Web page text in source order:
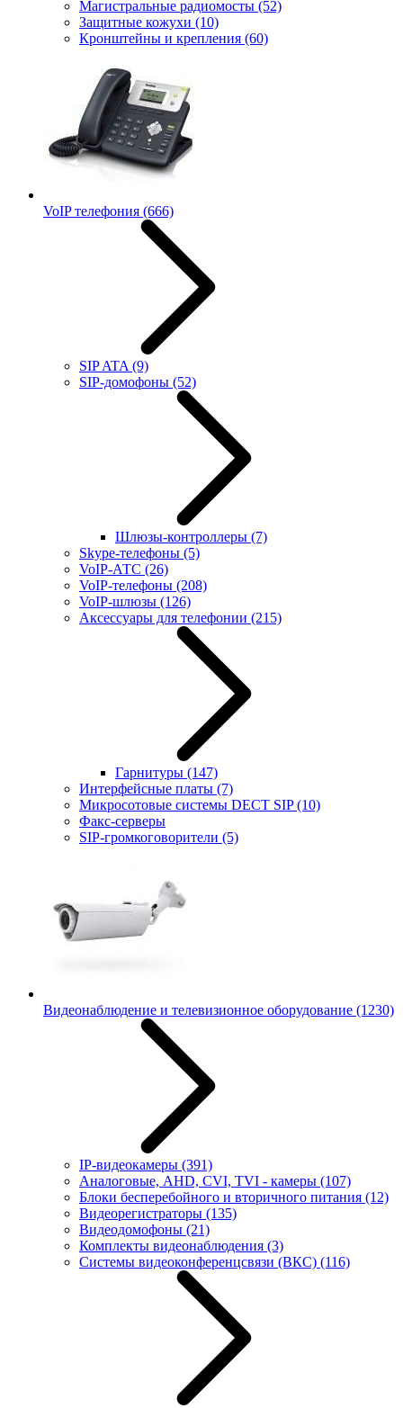
Магистральные радиомосты (52)
Защитные кожухи (10)
Кронштейны и крепления (60)
VoIP телефония (666)
SIP ATA (9)
SIP-домофоны (52)
Шлюзы-контроллеры (7)
Skype-телефоны (5)
VoIP-АТС (26)
VoIP-телефоны (208)
VoIP-шлюзы (126)
Аксессуары для телефонии (215)
Гарнитуры (147)
Интерфейсные платы (7)
Микросотовые системы DECT SIP(10)
Факс-серверы
SIP-громкоговорители (5)
Видеонаблюдение и телевизионное оборудование (1230)
IP-видеокамеры (391)
Аналоговые, AHD, CVI, TVI - камеры (107)
Блоки бесперебойного и вторичного питания (12)
Видеорегистраторы (135)
Видеодомофоны (21)
Комплекты видеонаблюдения (3)
Системы видеоконференцсвязи (ВКС) (116)